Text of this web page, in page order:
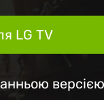
LG TV
версією